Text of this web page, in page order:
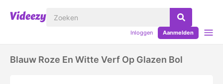
Inloggen Aanmelden
Blauw Roze En Witte Verf Op Glazen Bol